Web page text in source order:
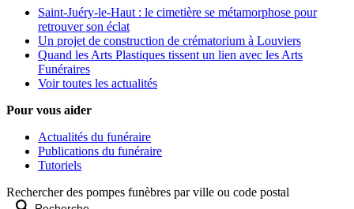
Saint-Juéry-le-Haut : le cimetière se métamorphose pour
retrouver son éclat
Un projet de construction de crématorium à Louviers
Quand les Arts Plastiques tissent un lien avec les Arts
Funéraires
Voir toutes les actualités
Pour vous aider
Actualités du funéraire
Publications du funéraire
Tutoriels
Rechercher des pompes funèbres par ville ou code postal